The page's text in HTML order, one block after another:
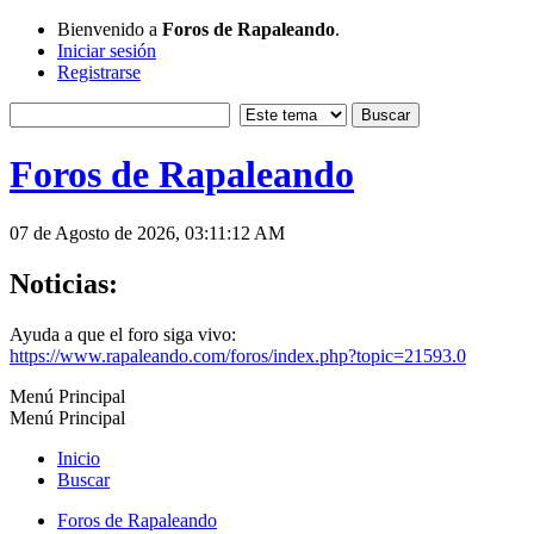
Bienvenido a Foros de Rapaleando.
Iniciar sesión
Registrarse
Foros de Rapaleando
07 de Agosto de 2026, 03:11:12 AM
Noticias:
Ayuda a que el foro siga vivo:
https://www.rapaleando.com/foros/index.php?topic=21593.0
Menú Principal
Menú Principal
Inicio
Buscar
Foros de Rapaleando